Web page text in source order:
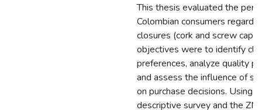
This thesis evaluated the
Colombian consumers
closures (cork and screw cap).
objectives were to identify
preferences, analyze quality
and assess the influence of
on purchase decisions. Using a
descriptive survey and the